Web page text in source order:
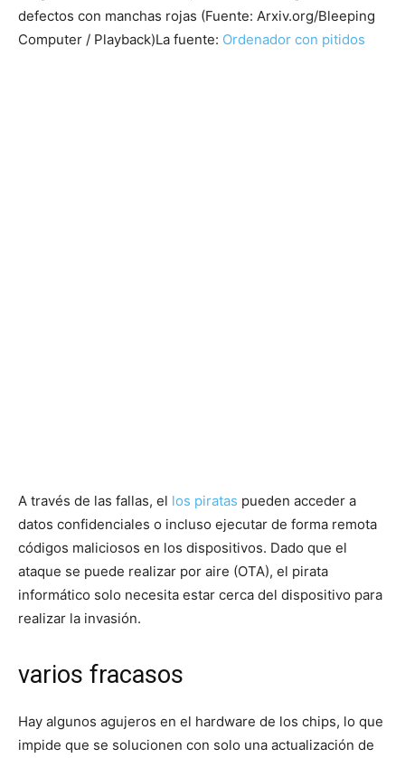
defectos con manchas rojas (Fuente: Arxiv.org/Bleeping
Computer / Playback)La fuente: Ordenador con pitidos
A través de las fallas, el los piratas pueden acceder a
datos confidenciales o incluso ejecutar de forma remota
códigos maliciosos en los dispositivos. Dado que el
ataque se puede realizar por aire (OTA), el pirata
informático solo necesita estar cerca del dispositivo para
realizar la invasión.
varios fracasos
Hay algunos agujeros en el hardware de los chips, lo que
impide que se solucionen con solo una actualización de